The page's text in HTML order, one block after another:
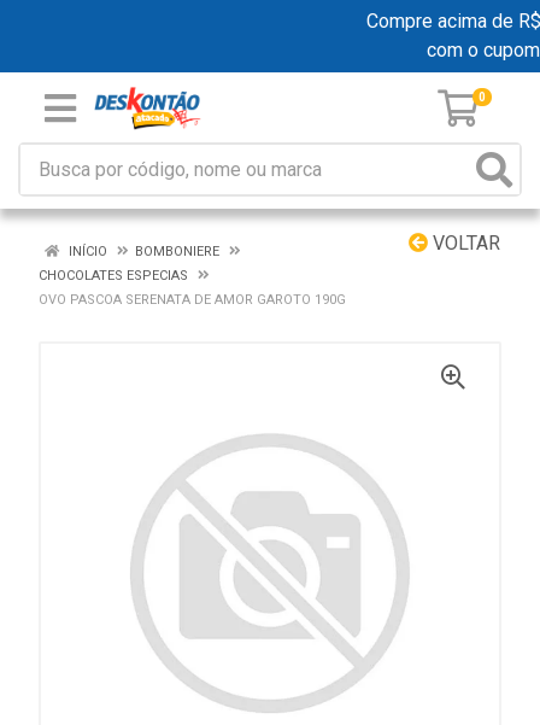
Compre acima de
com o cupom
0
VOLTAR
INÍCIO
BOMBONIERE
CHOCOLATES ESPECIAS
OVO PASCOA SERENATA DE AMOR GAROTO 190G